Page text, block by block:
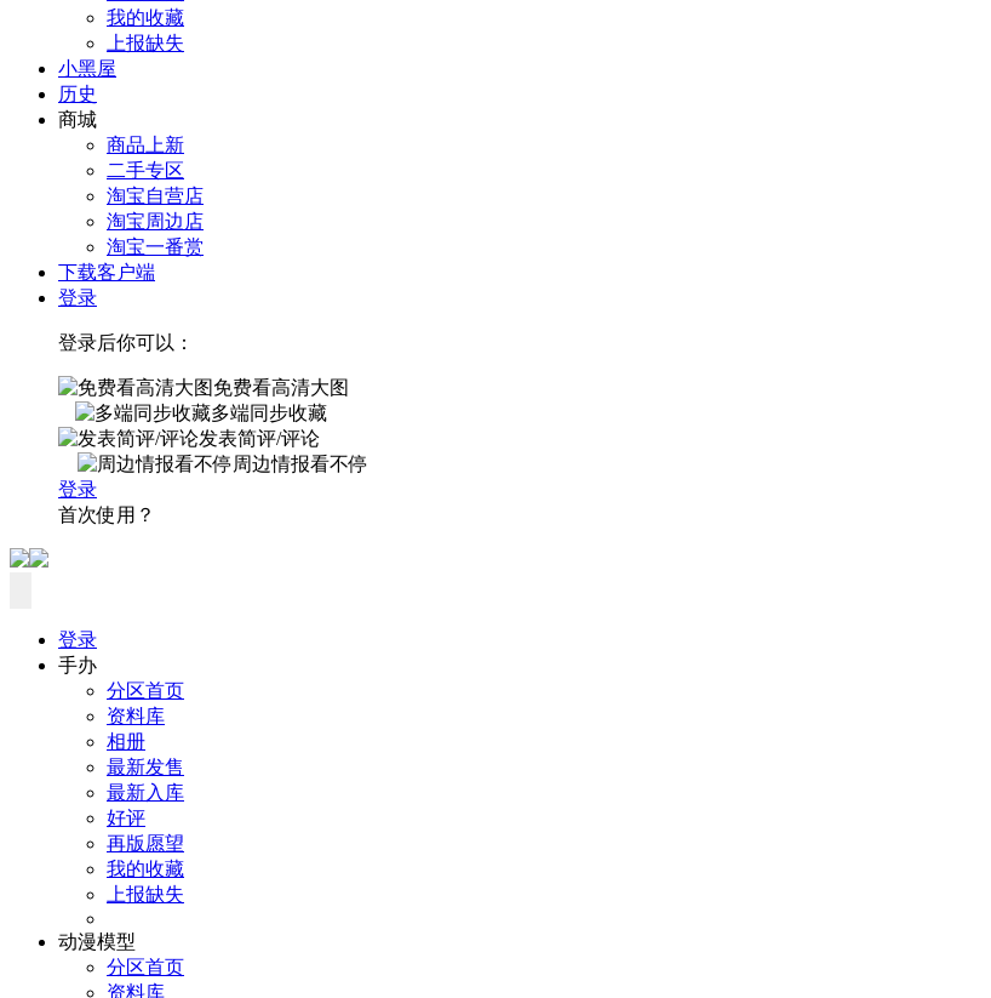
我的收藏
上报缺失
小黑屋
历史
商城
商品上新
二手专区
淘宝自营店
淘宝周边店
淘宝一番赏
下载客户端
登录
登录后你可以：
免费看高清大图
多端同步收藏
发表简评/评论
周边情报看不停
登录
首次使用？
登录
手办
分区首页
资料库
相册
最新发售
最新入库
好评
再版愿望
我的收藏
上报缺失
动漫模型
分区首页
资料库